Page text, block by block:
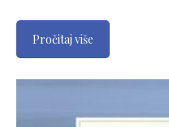
Pročitaj više